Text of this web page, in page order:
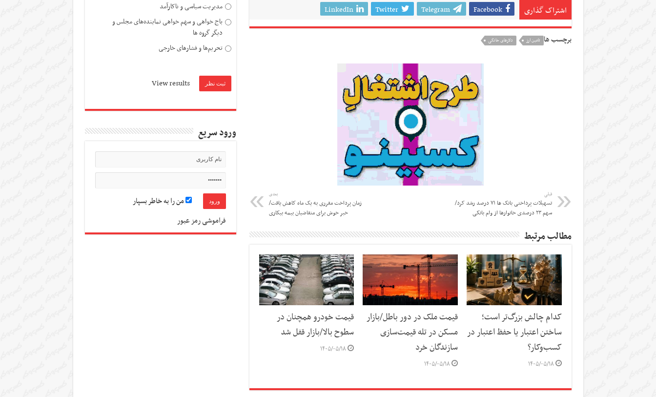
اشتراک گذاری Facebook
Telegram
Twitter
LinkedIn
برچسب ها تامین ارز دلارهای خانگی
قبلی
تسهیلات پرداختی بانک ها ۷۱ درصد رشد کرد/
سهم ۲۳ درصدی خانوارها از وام بانکی
بعدی
زمان پرداخت مقرری به یک ماه کاهش یافت/
خبر خوش برای متقاضیان بیمه بیکاری
مطالب مرتبط
کدام چالش بزرگ‌تر است؛
ساختن اعتبار یا حفظ اعتبار در
کسب‌وکار؟
۱۴۰۵/۰۵/۱۸
قیمت ملک در دور باطل/بازار
مسکن در تله قیمت‌سازی
سازندگان خرد
۱۴۰۵/۰۵/۱۸
قیمت خودرو همچنان در
سطوح بالا/بازار قفل شد
۱۴۰۵/۰۵/۱۸
مدیریت سیاسی و ناکارآمد
باج خواهی و سهم خواهی نماینده‌های مجلس و
دیگر گروه ها
تحریم‌ها و فشارهای خارجی
View results
ورود سریع
من را به خاطر بسپار
فراموشی رمز عبور